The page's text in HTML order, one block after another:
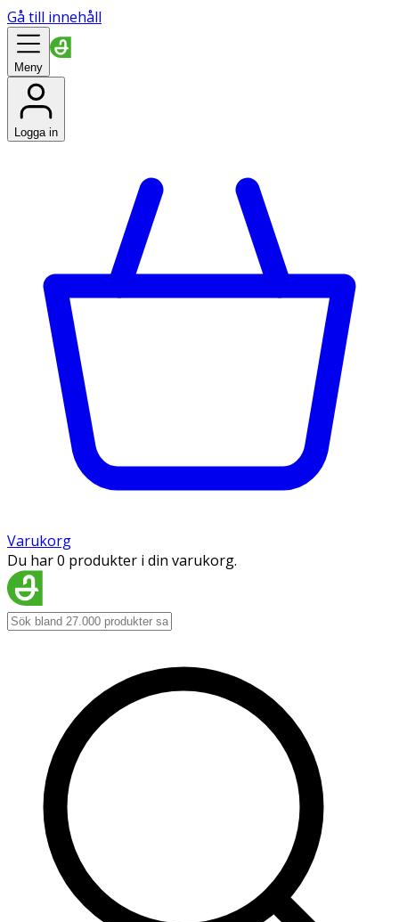
Gå till innehåll
Meny
Logga in
Varukorg
Du har 0 produkter i din varukorg.